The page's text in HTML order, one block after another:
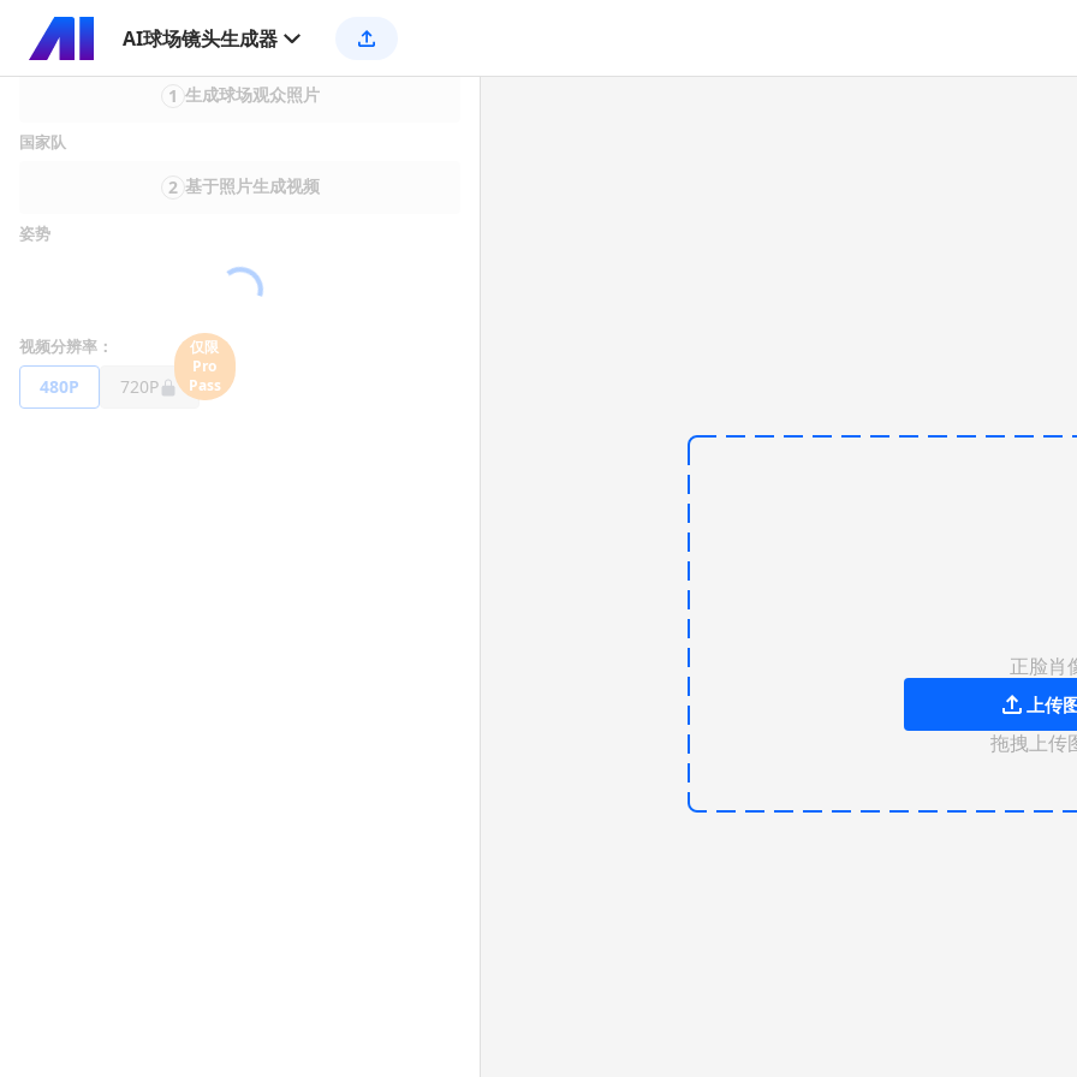
AI球场镜头生成器
1 生成球场观众照片
国家队
2 基于照片生成视频
姿势
视频分辨率：
480P 720P
仅限
Pro
Pass
正脸肖
上传
拖拽上传